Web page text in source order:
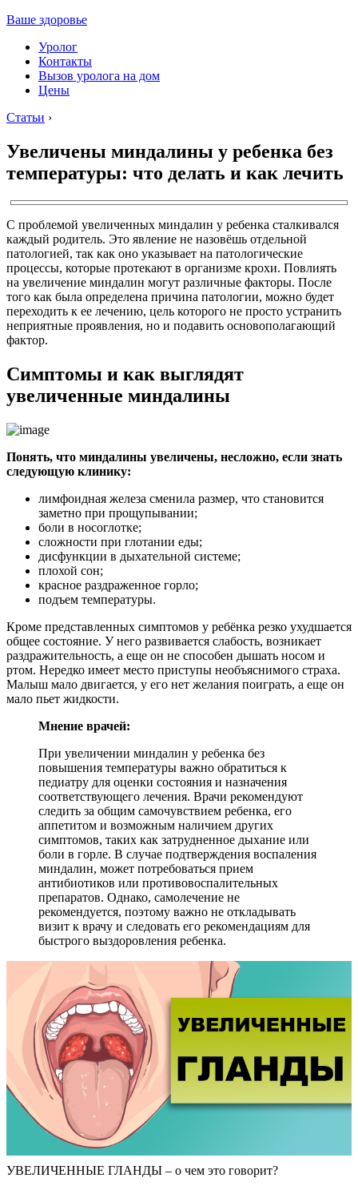
Ваше здоровье
Уролог
Контакты
Вызов уролога на дом
Цены
Статьи ›
Увеличены миндалины у ребенка без
температуры: что делать и как лечить
С проблемой увеличенных миндалин у ребенка сталкивался
каждый родитель. Это явление не назовёшь отдельной
патологией, так как оно указывает на патологические
процессы, которые протекают в организме крохи. Повлиять
на увеличение миндалин могут различные факторы. После
того как была определена причина патологии, можно будет
переходить к ее лечению, цель которого не просто устранить
неприятные проявления, но и подавить основополагающий
фактор.
Симптомы и как выглядят
увеличенные миндалины
Понять, что миндалины увеличены, несложно, если знать
следующую клинику:
лимфоидная железа сменила размер, что становится
заметно при прощупывании;
боли в носоглотке;
сложности при глотании еды;
дисфункции в дыхательной системе;
плохой сон;
красное раздраженное горло;
подъем температуры.
Кроме представленных симптомов у ребёнка резко ухудшается
общее состояние. У него развивается слабость, возникает
раздражительность, а еще он не способен дышать носом и
ртом. Нередко имеет место приступы необъяснимого страха.
Малыш мало двигается, у его нет желания поиграть, а еще он
мало пьет жидкости.
Мнение врачей:
При увеличении миндалин у ребенка без
повышения температуры важно обратиться к
педиатру для оценки состояния и назначения
соответствующего лечения. Врачи рекомендуют
следить за общим самочувствием ребенка, его
аппетитом и возможным наличием других
симптомов, таких как затрудненное дыхание или
боли в горле. В случае подтверждения воспаления
миндалин, может потребоваться прием
антибиотиков или противовоспалительных
препаратов. Однако, самолечение не
рекомендуется, поэтому важно не откладывать
визит к врачу и следовать его рекомендациям для
быстрого выздоровления ребенка.
УВЕЛИЧЕННЫЕ ГЛАНДЫ – о чем это говорит?